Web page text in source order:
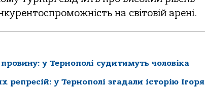
на світовій арені.
у Тернополі судитимуть чоловіка
репресій: у Тернополі згадали історію Ігоря